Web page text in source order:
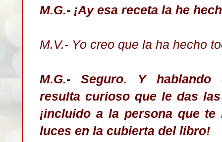
M.G.- ¡Ay esa receta la he
M.V.- Yo creo que la ha hecho
M.G.- Seguro. Y hablando
resulta curioso que le das
¡incluido a la persona que
luces en la cubierta del libro!